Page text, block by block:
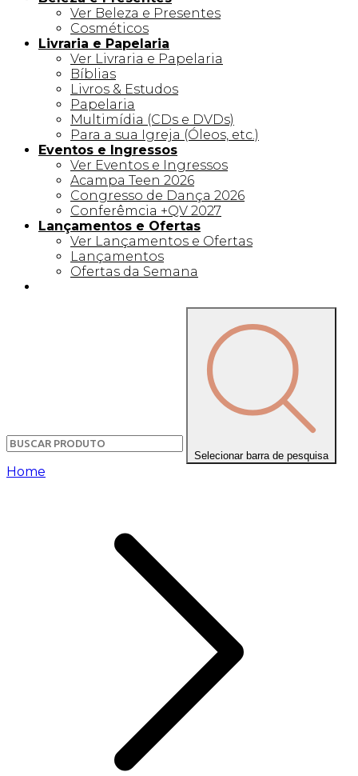
Ver Beleza e Presentes
Cosméticos
Livraria e Papelaria
Ver Livraria e Papelaria
Bíblias
Livros & Estudos
Papelaria
Multimídia (CDs e DVDs)
Para a sua Igreja (Óleos, etc.)
Eventos e Ingressos
Ver Eventos e Ingressos
Acampa Teen 2026
Congresso de Dança 2026
Conferêmcia +QV 2027
Lançamentos e Ofertas
Ver Lançamentos e Ofertas
Lançamentos
Ofertas da Semana
Selecionar barra de pesquisa
Home